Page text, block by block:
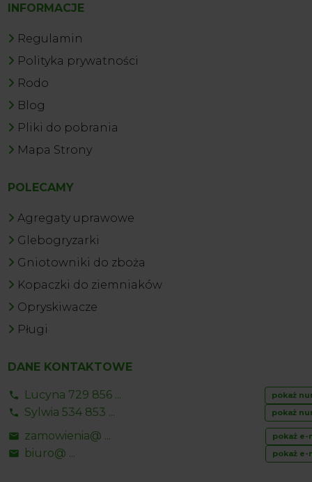
INFORMACJE
Regulamin
Polityka prywatności
Rodo
Blog
Pliki do pobrania
Mapa Strony
POLECAMY
Agregaty uprawowe
Glebogryzarki
Gniotowniki do zboża
Kopaczki do ziemniaków
Opryskiwacze
Pługi
DANE KONTAKTOWE
Lucyna 729 856 ... pokaż
Sylwia 534 853 ... pokaż
zamowienia@ ... pokaż e-
biuro@ ... pokaż e-